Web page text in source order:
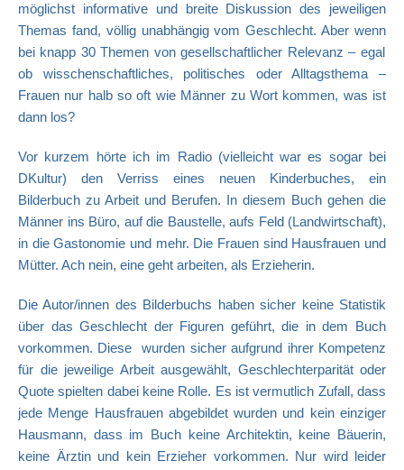
möglichst informative und breite Diskussion des jeweiligen
Themas fand, völlig unabhängig vom Geschlecht. Aber wenn
bei knapp 30 Themen von gesellschaftlicher Relevanz – egal
ob wisschenschaftliches, politisches oder Alltagsthema –
Frauen nur halb so oft wie Männer zu Wort kommen, was ist
dann los?
Vor kurzem hörte ich im Radio (vielleicht war es sogar bei
DKultur) den Verriss eines neuen Kinderbuches, ein
Bilderbuch zu Arbeit und Berufen. In diesem Buch gehen die
Männer ins Büro, auf die Baustelle, aufs Feld (Landwirtschaft),
in die Gastonomie und mehr. Die Frauen sind Hausfrauen und
Mütter. Ach nein, eine geht arbeiten, als Erzieherin.
Die Autor/innen des Bilderbuchs haben sicher keine Statistik
über das Geschlecht der Figuren geführt, die in dem Buch
vorkommen. Diese wurden sicher aufgrund ihrer Kompetenz
für die jeweilige Arbeit ausgewählt, Geschlechterparität oder
Quote spielten dabei keine Rolle. Es ist vermutlich Zufall, dass
jede Menge Hausfrauen abgebildet wurden und kein einziger
Hausmann, dass im Buch keine Architektin, keine Bäuerin,
keine Ärztin und kein Erzieher vorkommen. Nur wird leider